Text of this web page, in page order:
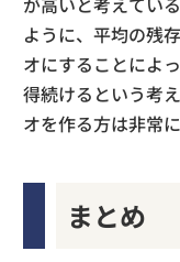
ように、平均の残
オにすることによ
得続けるという考
オを作る方は非常
まとめ